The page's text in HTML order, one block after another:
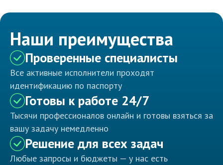
Наши преимущества
Проверенные специалисты
Все активные исполнители проходят
идентификацию по паспорту
Готовы к работе 24/7
Тысячи профессионалов онлайн и готовы взяться за
вашу задачу немедленно
Решение для всех задач
Любые запросы и бюджеты — у нас есть